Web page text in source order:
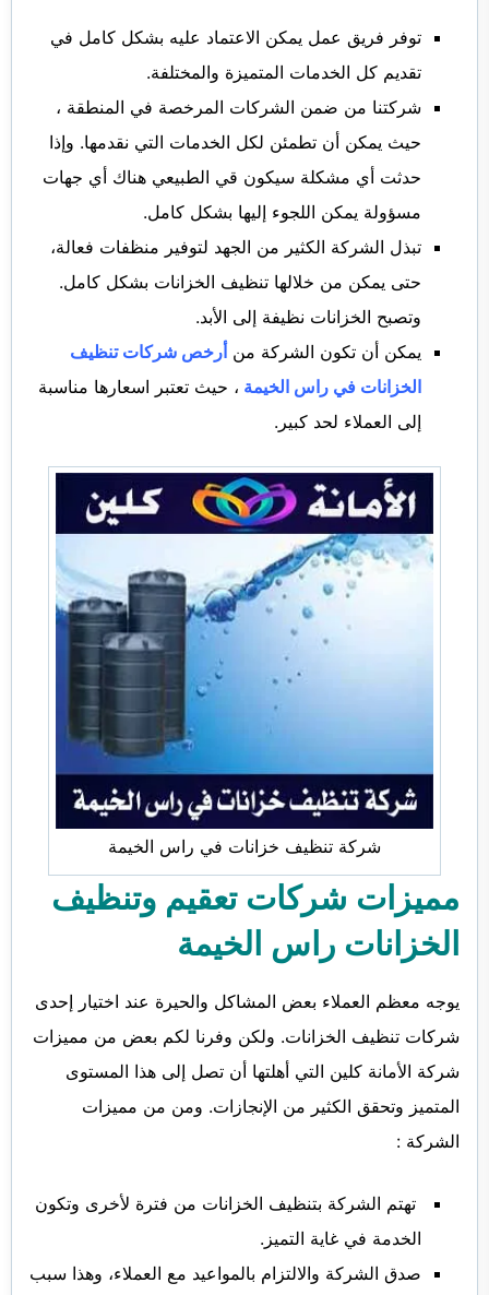
توفر فريق عمل يمكن الاعتماد عليه بشكل كامل في
تقديم كل الخدمات المتميزة والمختلفة.
شركتنا من ضمن الشركات المرخصة في المنطقة ،
حيث يمكن أن تطمئن لكل الخدمات التي نقدمها. وإذا
حدثت أي مشكلة سيكون قي الطبيعي هناك أي جهات
مسؤولة يمكن اللجوء إليها بشكل كامل.
تبذل الشركة الكثير من الجهد لتوفير منظفات فعالة،
حتى يمكن من خلالها تنظيف الخزانات بشكل كامل.
وتصبح الخزانات نظيفة إلى الأبد.
يمكن أن تكون الشركة من أرخص شركات تنظيف
الخزانات في راس الخيمة ، حيث تعتبر اسعارها مناسبة
إلى العملاء لحد كبير.
شركة تنظيف خزانات في راس الخيمة
مميزات شركات تعقيم وتنظيف
الخزانات راس الخيمة
يوجه معظم العملاء بعض المشاكل والحيرة عند اختيار إحدى
شركات تنظيف الخزانات. ولكن وفرنا لكم بعض من مميزات
شركة الأمانة كلين التي أهلتها أن تصل إلى هذا المستوى
المتميز وتحقق الكثير من الإنجازات. ومن من مميزات
الشركة :
تهتم الشركة بتنظيف الخزانات من فترة لأخرى وتكون
الخدمة في غاية التميز.
صدق الشركة والالتزام بالمواعيد مع العملاء، وهذا سبب